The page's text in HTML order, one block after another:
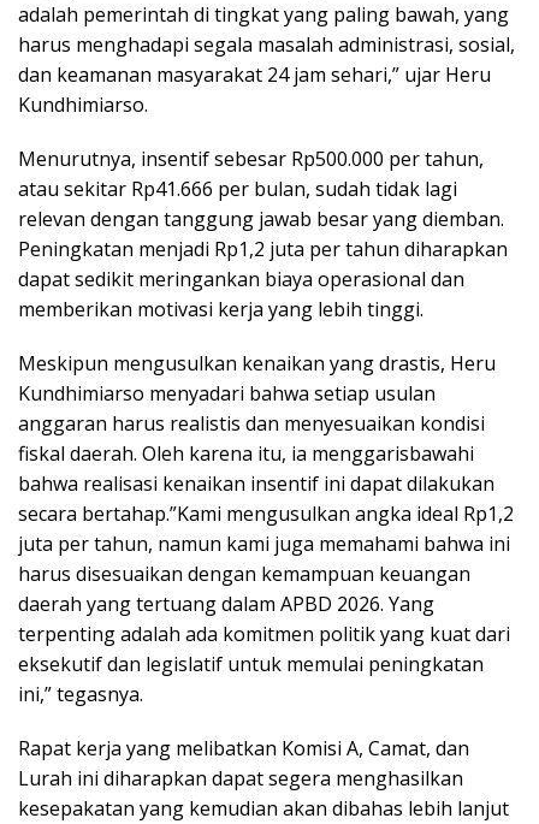
adalah pemerintah di tingkat yang paling bawah, yang
harus menghadapi segala masalah administrasi, sosial,
dan keamanan masyarakat 24 jam sehari,” ujar Heru
Kundhimiarso.
Menurutnya, insentif sebesar Rp500.000 per tahun,
atau sekitar Rp41.666 per bulan, sudah tidak lagi
relevan dengan tanggung jawab besar yang diemban.
Peningkatan menjadi Rp1,2 juta per tahun diharapkan
dapat sedikit meringankan biaya operasional dan
memberikan motivasi kerja yang lebih tinggi.
Meskipun mengusulkan kenaikan yang drastis, Heru
Kundhimiarso menyadari bahwa setiap usulan
anggaran harus realistis dan menyesuaikan kondisi
fiskal daerah. Oleh karena itu, ia menggarisbawahi
bahwa realisasi kenaikan insentif ini dapat dilakukan
secara bertahap.”Kami mengusulkan angka ideal Rp1,2
juta per tahun, namun kami juga memahami bahwa ini
harus disesuaikan dengan kemampuan keuangan
daerah yang tertuang dalam APBD 2026. Yang
terpenting adalah ada komitmen politik yang kuat dari
eksekutif dan legislatif untuk memulai peningkatan
ini,” tegasnya.
Rapat kerja yang melibatkan Komisi A, Camat, dan
Lurah ini diharapkan dapat segera menghasilkan
kesepakatan yang kemudian akan dibahas lebih lanjut